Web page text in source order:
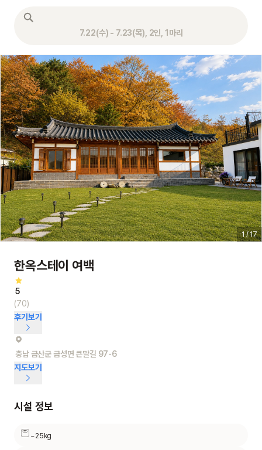
7.22(수) - 7.23(목), 2인, 1마리
1 / 17
한옥스테이 여백
5
(70)
후기보기
충남 금산군 금성면 큰말길 97-6
지도보기
시설 정보
~25kg